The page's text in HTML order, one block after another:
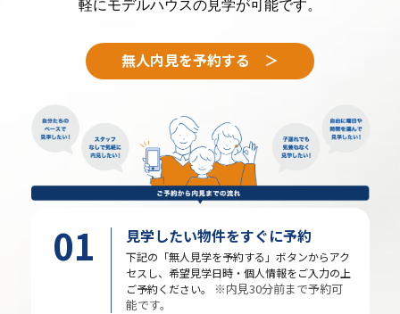
軽にモデルハウスの見学が可能です。
無人内見を予約する ＞
01 見学したい物件をすぐに予約
下記の「無人見学を予約する」ボタンからアク
セスし、希望見学日時・個人情報をご入力の上
ご予約ください。
※内見30分前まで予約可
能です。